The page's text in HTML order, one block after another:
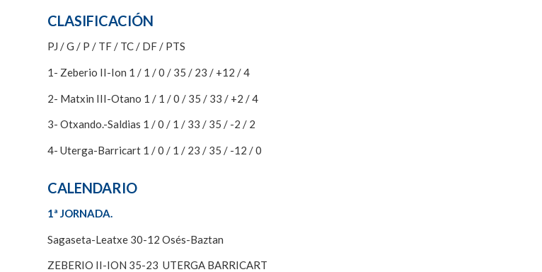
CLASIFICACIÓN
PJ / G / P / TF / TC / DF / PTS
1- Zeberio II-Ion 1 / 1 / 0 / 35 / 23 / +12 / 4
2- Matxin III-Otano 1 / 1 / 0 / 35 / 33 / +2 / 4
3- Otxando.-Saldias 1 / 0 / 1 / 33 / 35 / -2 / 2
4- Uterga-Barricart 1 / 0 / 1 / 23 / 35 / -12 / 0
CALENDARIO
1ª JORNADA.
Sagaseta-Leatxe 30-12 Osés-Baztan
ZEBERIO II-ION 35-23 UTERGA BARRICART